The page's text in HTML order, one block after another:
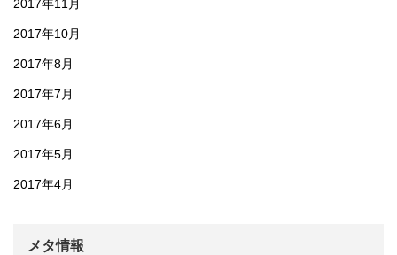
2017年11月
2017年10月
2017年8月
2017年7月
2017年6月
2017年5月
2017年4月
メタ情報